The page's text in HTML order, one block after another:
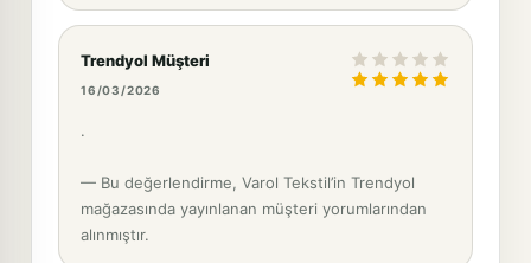
Trendyol Müşteri
16/03/2026
.
— Bu değerlendirme, Varol Tekstil’in Trendyol
mağazasında yayınlanan müşteri yorumlarından
alınmıştır.